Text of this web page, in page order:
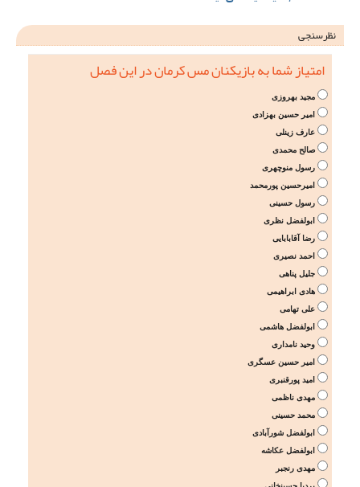
نظرسنجی
امتیاز شما به بازیکنان مس کرمان در این فصل
مجید بهروزی
امیر حسین بهزادی
عارف زینلی
صالح محمدی
رسول منوچهری
امیرحسین پورمحمد
رسول حسینی
ابولفضل نظری
رضا آقابابایی
احمد نصیری
جلیل پناهی
هادی ابراهیمی
علی تهامی
ابولفضل هاشمی
وحید نامداری
امیر حسین عسگری
امید پورقنبری
مهدی ناظمی
محمد حسینی
ابولفضل شورآبادی
ابولفضل عکاشه
مهدی رنجبر